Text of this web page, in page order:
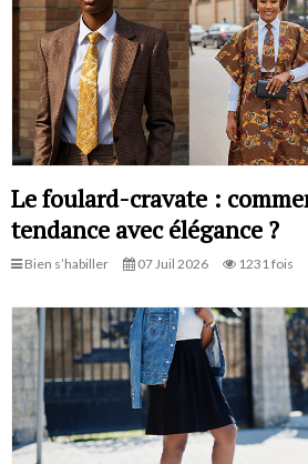
Le foulard-cravate :
tendance avec élégance ?
Bien s’habiller 07 Juil 2026 1231 fois